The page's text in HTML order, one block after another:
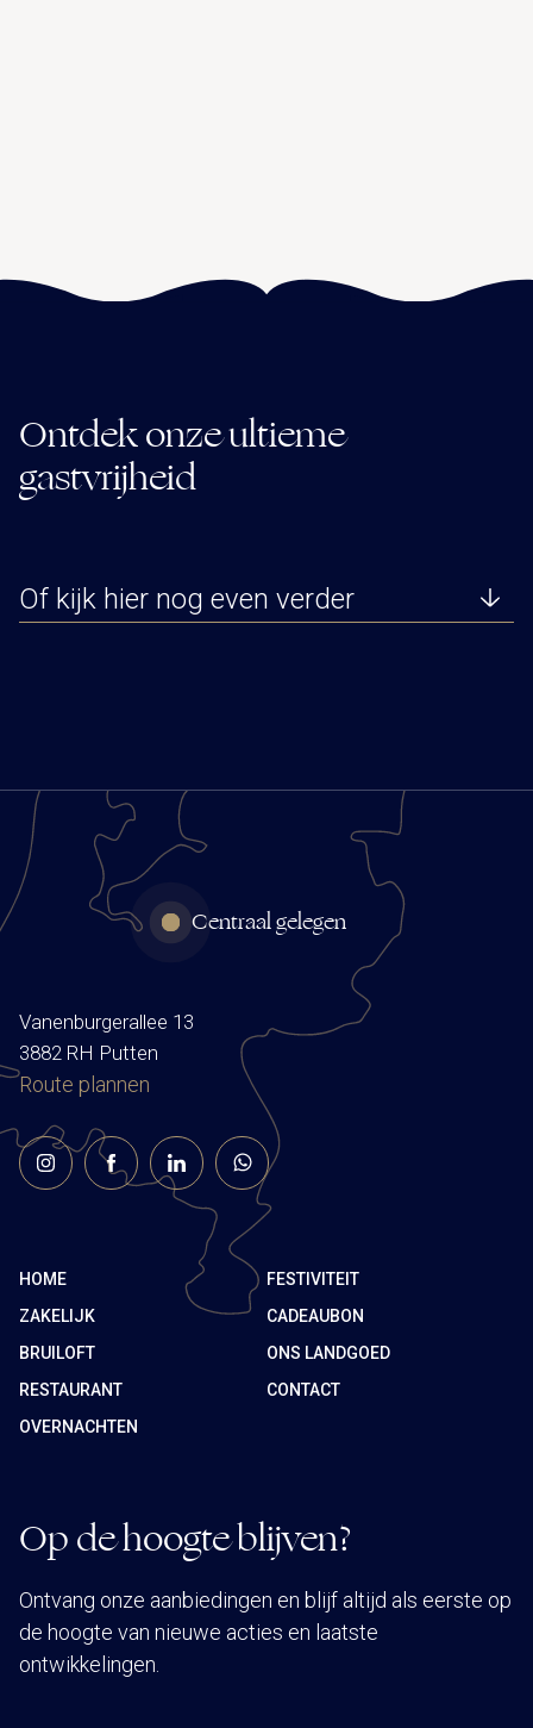
Ontdek onze ultieme
gastvrijheid
Of kijk hier nog even verder
Centraal gelegen
Vanenburgerallee 13
3882 RH Putten
Route plannen
HOME
FESTIVITEIT
ZAKELIJK
CADEAUBON
BRUILOFT
ONS LANDGOED
RESTAURANT
CONTACT
OVERNACHTEN
Op de hoogte blijven?
Ontvang onze aanbiedingen en blijf altijd als eerste op
de hoogte van nieuwe acties en laatste
ontwikkelingen.